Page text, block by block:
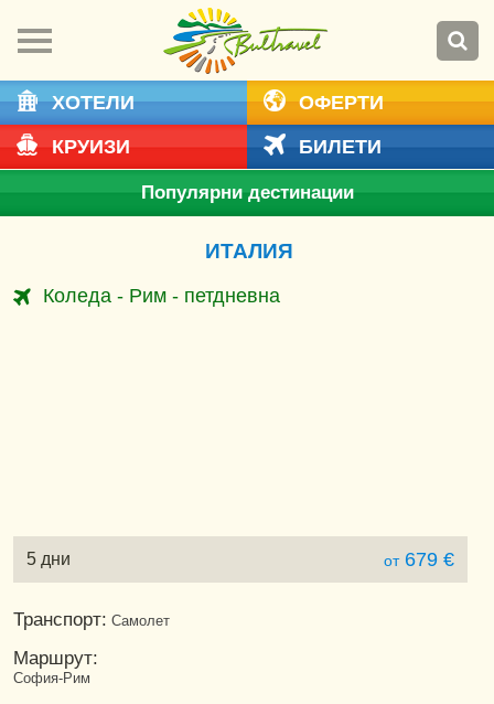
ХОТЕЛИ
ОФЕРТИ
КРУИЗИ
БИЛЕТИ
Популярни дестинации
ИТАЛИЯ
Коледа - Рим - петдневна
5 дни от679 €
Транспорт: Самолет
Маршрут:
София-Рим